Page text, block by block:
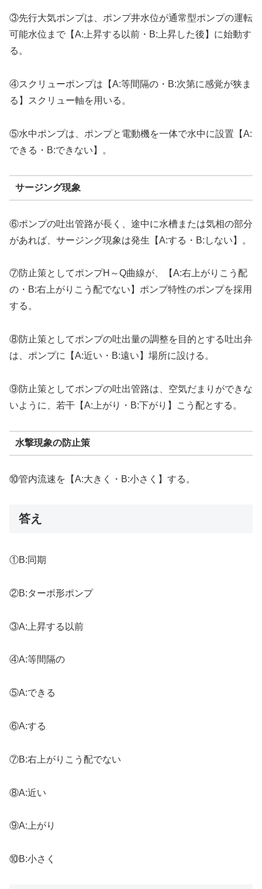
③先行大気ポンプは、ポンプ井水位が通常型ポンプの運転
可能水位まで【A:上昇する以前・B:上昇した後】に始動す
る。
④スクリューポンプは【A:等間隔の・B:次第に感覚が狭ま
る】スクリュー軸を用いる。
⑤水中ポンプは、ポンプと電動機を一体で水中に設置【A:
できる・B:できない】。
サージング現象
⑥ポンプの吐出管路が長く、途中に水槽または気相の部分
があれば、サージング現象は発生【A:する・B:しない】。
⑦防止策としてポンプH～Q曲線が、【A:右上がりこう配
の・B:右上がりこう配でない】ポンプ特性のポンプを採用
する。
⑧防止策としてポンプの吐出量の調整を目的とする吐出弁
は、ポンプに【A:近い・B:遠い】場所に設ける。
⑨防止策としてポンプの吐出管路は、空気だまりができな
いように、若干【A:上がり・B:下がり】こう配とする。
水撃現象の防止策
⑩管内流速を【A:大きく・B:小さく】する。
答え
①B:同期
②B:ターボ形ポンプ
③A:上昇する以前
④A:等間隔の
⑤A:できる
⑥A:する
⑦B:右上がりこう配でない
⑧A:近い
⑨A:上がり
⑩B:小さく